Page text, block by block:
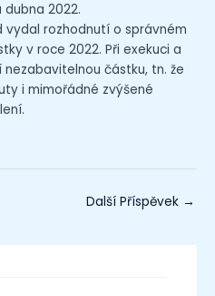
2022.
vydal rozhodnutí o správném
v roce 2022. Při exekuci a
částku, tn. že
i mimořádné zvýšené
Další Příspěvek →